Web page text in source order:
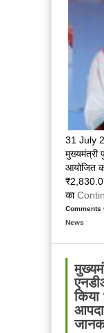
31 July
मुख्यमंत्री
आयोजित
का
Comments
News